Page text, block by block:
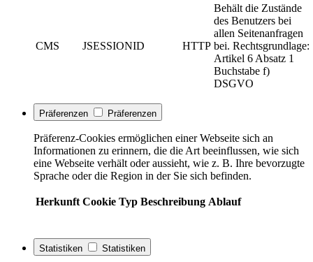
CMS JSESSIONID HTTP
Behält die Zustände
des Benutzers bei
allen Seitenanfragen
bei. Rechtsgrundlage:
Artikel 6 Absatz 1
Buchstabe f)
DSGVO
Präferenzen Präferenzen
Präferenz-Cookies ermöglichen einer Webseite sich an
Informationen zu erinnern, die die Art beeinflussen, wie sich
eine Webseite verhält oder aussieht, wie z. B. Ihre bevorzugte
Sprache oder die Region in der Sie sich befinden.
Herkunft Cookie Typ Beschreibung Ablauf
Statistiken Statistiken